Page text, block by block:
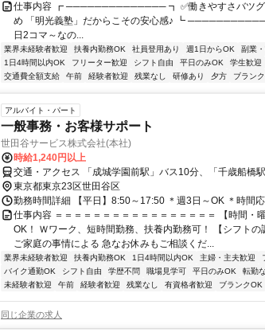
仕事内容 ┏ ────────────── ┓ ✅働きやすさバツグ
め 「明光義塾」だからこその安心感♪ ┗
日2コマ～なの...
業界未経験者歓迎 扶養内勤務OK 社員登用あり 週1日からOK
副業
1日4時間以内OK
フリーター歓迎 シフト自由 平日のみOK 学生歓迎
交通費全額支給
午前 経験者歓迎 残業なし 研修あり 夕方 ブラン
アルバイト・パート
一般事務・お客様サポート
世田谷サービス株式会社(本社)
時給1,240円以上
交通・アクセス 「成城学園前駅」バス10分、「千歳船橋
東京都東京23区世田谷区
勤務時間詳細 【平日】8:50～17:50 ＊週3日～OK ＊時間
仕事内容 ＝＝＝＝＝＝＝＝＝＝＝＝＝＝＝＝＝ 【時間・
OK！ Ｗワーク、短時間勤務、扶養内勤務可！ 【シフトの
ご家庭の事情による 急なお休みもご相談くだ...
業界未経験者歓迎 扶養内勤務OK 1日4時間以内OK 主婦・主夫歓迎
バイク通勤OK
シフト自由 学歴不問 職場見学可 平日のみOK 転勤な
未経験者歓迎
午前 経験者歓迎 残業なし 有資格者歓迎 ブランクOK
同じ企業の求人